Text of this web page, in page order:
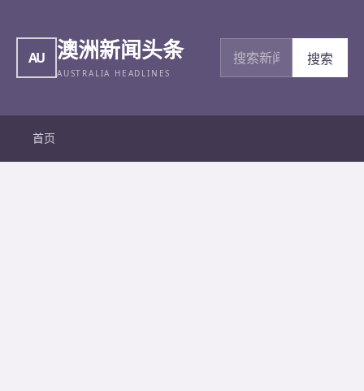
AU 澳洲新闻头条
AUSTRALIA HEADLINES
搜索新闻
搜索
首页